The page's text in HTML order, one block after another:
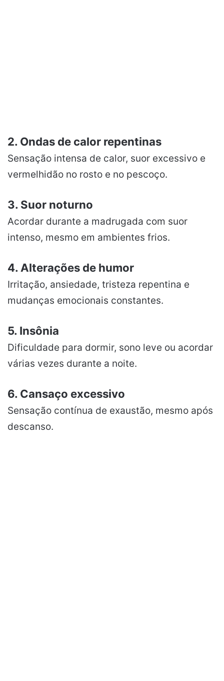
2. Ondas de calor repentinas
Sensação intensa de calor, suor excessivo e
vermelhidão no rosto e no pescoço.
3. Suor noturno
Acordar durante a madrugada com suor
intenso, mesmo em ambientes frios.
4. Alterações de humor
Irritação, ansiedade, tristeza repentina e
mudanças emocionais constantes.
5. Insônia
Dificuldade para dormir, sono leve ou acordar
várias vezes durante a noite.
6. Cansaço excessivo
Sensação contínua de exaustão, mesmo após
descanso.